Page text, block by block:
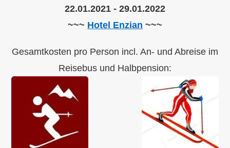
22.01.2021 - 29.01.2022
~~~ Hotel Enzian ~~~
Gesamtkosten pro Person incl. An- und Abreise im
Reisebus und Halbpension: